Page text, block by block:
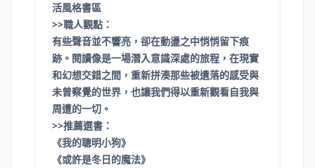
活風格書區
>>職人觀點：
有些聲音並不響亮，卻在動盪之中悄悄留下痕
跡。閱讀像是一場潛入意識深處的旅程，在現實
和幻想交錯之間，重新拼湊那些被遺落的感受與
未曾察覺的世界，也讓我們得以重新觀看自我與
周遭的一切。
>>推薦選書：
《我的聰明小狗》
《或許是冬日的魔法》